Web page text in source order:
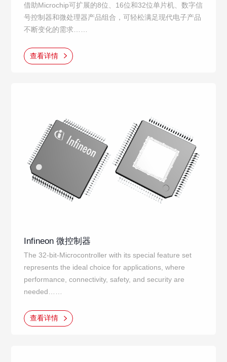
借助Microchip可扩展的8位、16位和32位单片机、数字信
号控制器和微处理器产品组合，可轻松满足现代电子产品
不断变化的需求……
查看详情
Infineon 微控制器
The 32-bit-Microcontroller with its special feature set
represents the ideal choice for applications, where
performance, connectivity, safety, and security are
needed……
查看详情